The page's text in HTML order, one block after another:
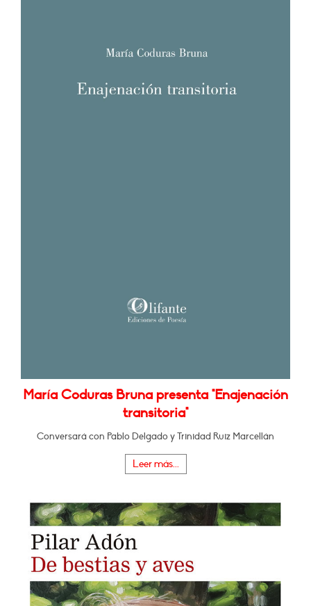
María Coduras Bruna presenta "Enajenación
transitoria"
Conversará con Pablo Delgado y Trinidad Ruiz Marcellán
Leer más...